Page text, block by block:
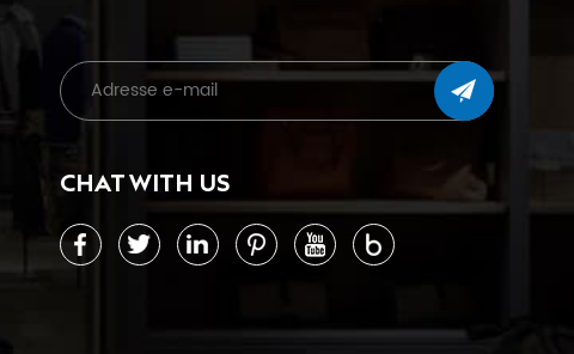
CHAT WITH US